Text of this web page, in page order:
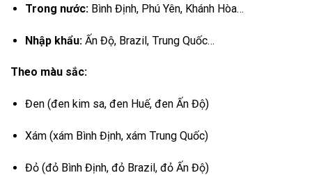
Trong nước:Bình Định, Phú Yên, Khánh Hòa…
Nhập khẩu:Ấn Độ, Brazil, Trung Quốc…
Theo màu sắc:
Đen (đen kim sa, đen Huế, đen Ấn Độ)
Xám (xám Bình Định, xám Trung Quốc)
Đỏ (đỏ Bình Định, đỏ Brazil, đỏ Ấn Độ)